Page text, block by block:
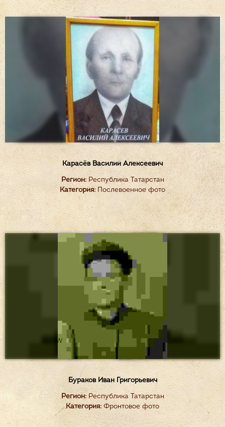
Карасёв Василий Алексеевич
Регион:Республика Татарстан
Категория: Послевоенное фото
Бураков Иван Григорьевич
Регион:Республика Татарстан
Категория: Фронтовое фото